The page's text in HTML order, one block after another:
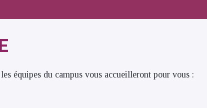
équipes du campus vous accueilleront pour vous :